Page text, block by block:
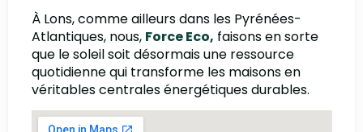
À Lons, comme ailleurs dans les Pyrénées-
Atlantiques, nous, Force Eco, faisons en sorte
que le soleil soit désormais une ressource
quotidienne qui transforme les maisons en
véritables centrales énergétiques durables.